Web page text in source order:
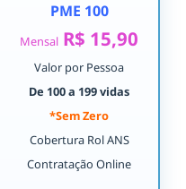
PME 100
Mensal R$ 15,90
Valor por Pessoa
De 100 a 199 vidas
*Sem Zero
Cobertura Rol ANS
Contratação Online